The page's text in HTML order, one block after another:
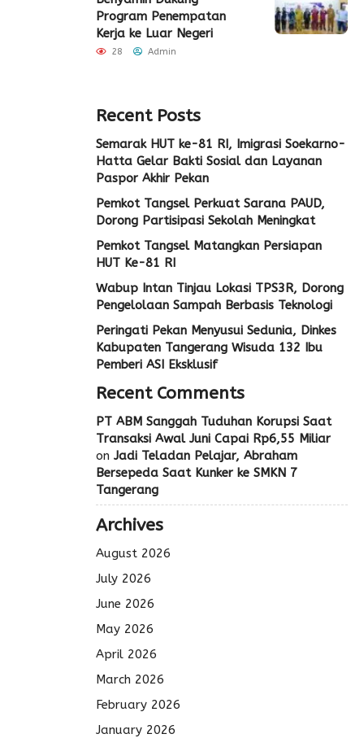
Program Penempatan
Kerja ke Luar Negeri
28 Admin
Recent Posts
Semarak HUT ke-81 RI, Imigrasi Soekarno-
Hatta Gelar Bakti Sosial dan Layanan
Paspor Akhir Pekan
Pemkot Tangsel Perkuat Sarana PAUD,
Dorong Partisipasi Sekolah Meningkat
Pemkot Tangsel Matangkan Persiapan
HUT Ke-81 RI
Wabup Intan Tinjau Lokasi TPS3R, Dorong
Pengelolaan Sampah Berbasis Teknologi
Peringati Pekan Menyusui Sedunia, Dinkes
Kabupaten Tangerang Wisuda 132 Ibu
Pemberi ASI Eksklusif
Recent Comments
PT ABM Sanggah Tuduhan Korupsi Saat
Transaksi Awal Juni Capai Rp6,55 Miliar
on Jadi Teladan Pelajar, Abraham
Bersepeda Saat Kunker ke SMKN 7
Tangerang
Archives
August 2026
July 2026
June 2026
May 2026
April 2026
March 2026
February 2026
January 2026